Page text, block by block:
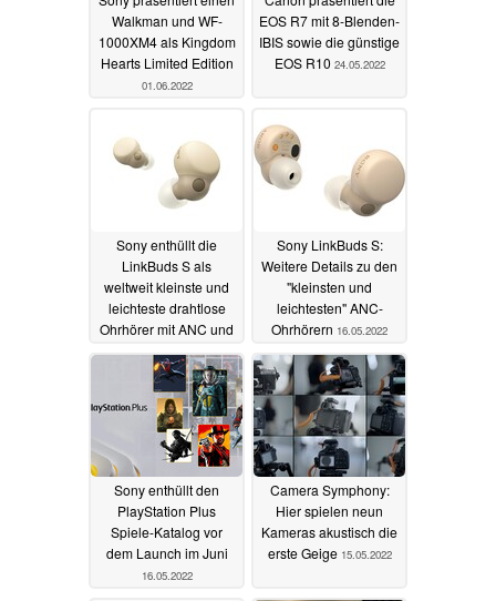
Walkman und WF-
1000XM4 als Kingdom
Hearts Limited Edition
01.06.2022
EOS R7 mit 8-Blenden-
IBIS sowie die günstige
EOS R10 24.05.2022
Sony enthüllt die
LinkBuds S als
weltweit kleinste und
leichteste drahtlose
Ohrhörer mit ANC und
Hi-Res-Support
18.05.2022
Sony LinkBuds S:
Weitere Details zu den
"kleinsten und
leichtesten" ANC-
Ohrhörern 16.05.2022
Sony enthüllt den
PlayStation Plus
Spiele-Katalog vor
dem Launch im Juni
16.05.2022
Camera Symphony:
Hier spielen neun
Kameras akustisch die
erste Geige 15.05.2022